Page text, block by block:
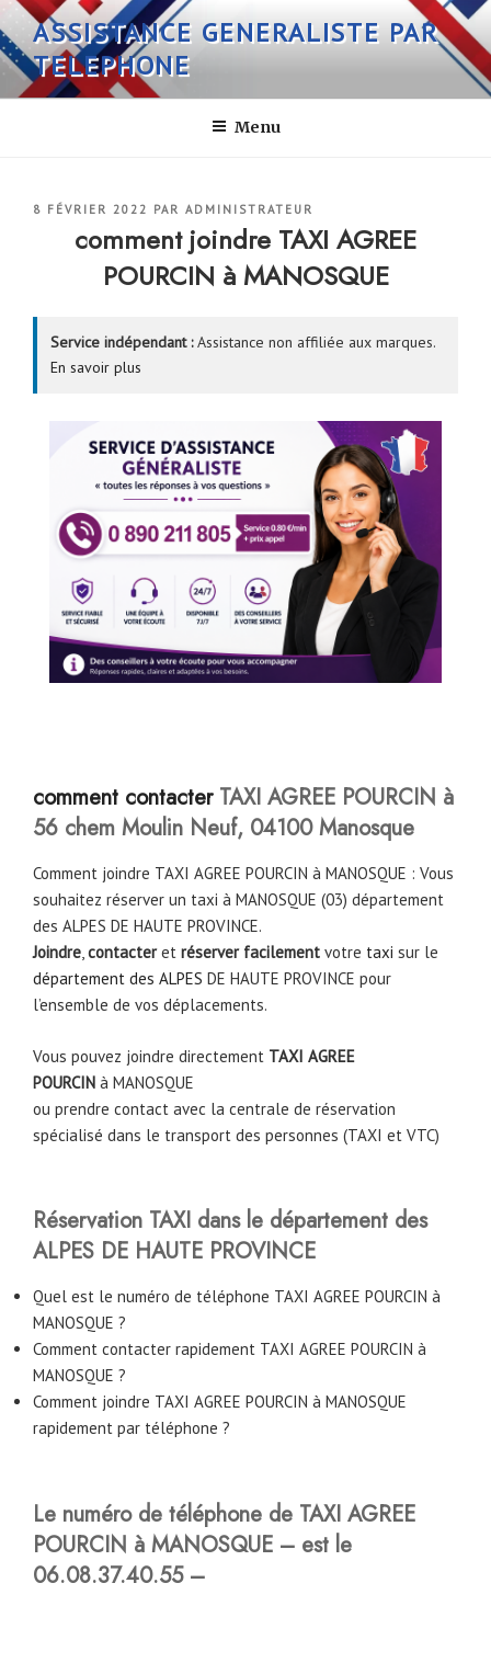
Aller
au
contenu
principal
ASSISTANCE GENERALISTE PAR
TELEPHONE
Menu
PUBLIÉ
8 FÉVRIER 2022 PAR ADMINISTRATEUR
comment joindre TAXI AGREE
POURCIN à MANOSQUE
Service indépendant :Assistance non affiliée aux marques.
En savoir plus
comment contacterTAXI AGREE POURCIN à
56 chem Moulin Neuf, 04100 Manosque
Comment joindre TAXI AGREE POURCIN à MANOSQUE : Vous
souhaitez réserver un taxi à MANOSQUE (03) département
des ALPES DE HAUTE PROVINCE.
Joindre,contacteret réserver facilement votre taxi sur le
département des ALPES DE HAUTE PROVINCE pour
l’ensemble de vos déplacements.
Vous pouvez joindre directement TAXI AGREE
POURCIN à MANOSQUE
ou prendre contact avec la centrale de réservation
spécialisé dans le transport des personnes (TAXI et VTC)
Réservation TAXI dans le département des
ALPES DE HAUTE PROVINCE
Quel est le numéro de téléphone TAXI AGREE POURCIN à
MANOSQUE ?
Comment contacter rapidement TAXI AGREE POURCIN à
MANOSQUE ?
Comment joindre TAXI AGREE POURCIN à MANOSQUE
rapidement par téléphone ?
Le numéro de téléphone de TAXI AGREE
POURCIN à MANOSQUE – est le
06.08.37.40.55 –